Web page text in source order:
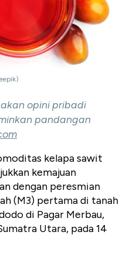
opini pribadi
pandangan
kelapa sawit
kemajuan
dengan peresmian
(M3) pertama di tanah
di Pagar Merbau,
Utara, pada 14